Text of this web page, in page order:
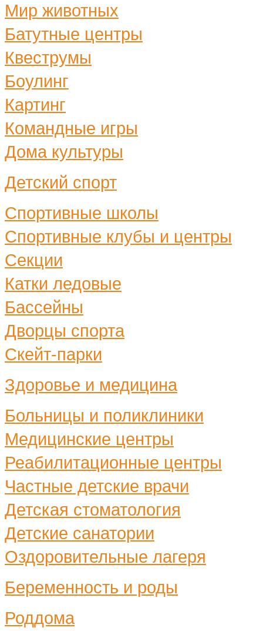
Мир животных
Батутные центры
Квеструмы
Боулинг
Картинг
Командные игры
Дома культуры
Детский спорт
Спортивные школы
Спортивные клубы и центры
Секции
Катки ледовые
Бассейны
Дворцы спорта
Скейт-парки
Здоровье и медицина
Больницы и поликлиники
Медицинские центры
Реабилитационные центры
Частные детские врачи
Детская стоматология
Детские санатории
Оздоровительные лагеря
Беременность и роды
Роддома